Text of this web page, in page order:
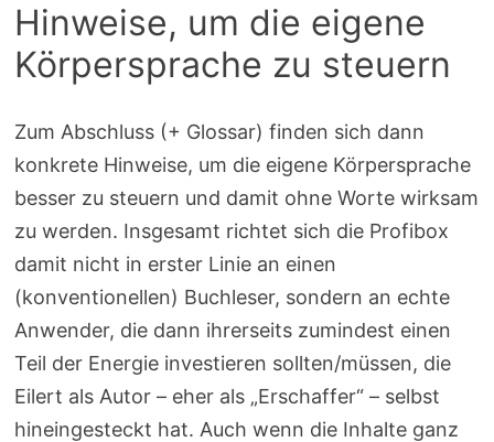
Hinweise, um die eigene
Körpersprache zu steuern
Zum Abschluss (+ Glossar) finden sich dann
konkrete Hinweise, um die eigene Körpersprache
besser zu steuern und damit ohne Worte wirksam
zu werden. Insgesamt richtet sich die Profibox
damit nicht in erster Linie an einen
(konventionellen) Buchleser, sondern an echte
Anwender, die dann ihrerseits zumindest einen
Teil der Energie investieren sollten/müssen, die
Eilert als Autor – eher als „Erschaffer“ – selbst
hineingesteckt hat. Auch wenn die Inhalte ganz